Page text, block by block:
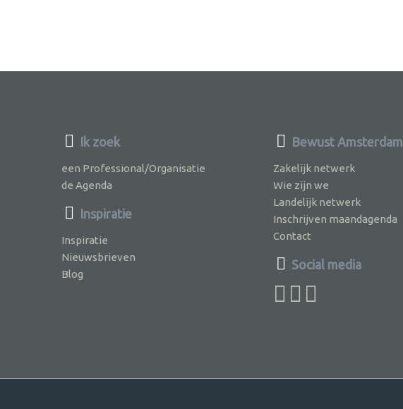
Ik zoek
een Professional/Organisatie
de Agenda
Inspiratie
Inspiratie
Nieuwsbrieven
Blog
Bewust Amsterdam
Zakelijk netwerk
Wie zijn we
Landelijk netwerk
Inschrijven maandagenda
Contact
Social media